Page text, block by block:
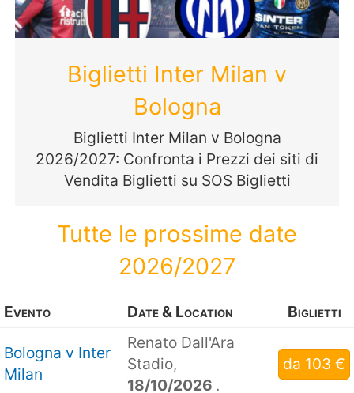
Biglietti Inter Milan v
Bologna
Biglietti Inter Milan v Bologna
2026/2027: Confronta i Prezzi dei siti di
Vendita Biglietti su SOS Biglietti
Tutte le prossime date
2026/2027
Evento Date & Location Biglietti
Bologna v Inter
Milan
Renato Dall'Ara
Stadio,
18/10/2026 .
da 103 €